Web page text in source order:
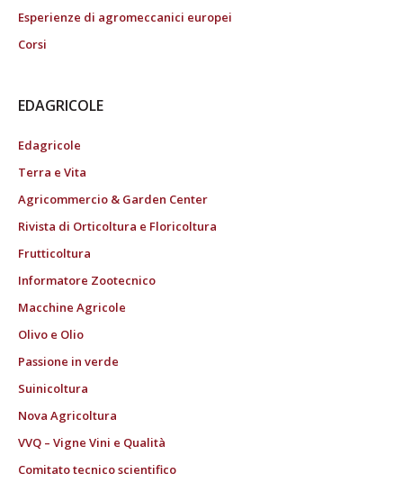
Esperienze di agromeccanici europei
Corsi
EDAGRICOLE
Edagricole
Terra e Vita
Agricommercio & Garden Center
Rivista di Orticoltura e Floricoltura
Frutticoltura
Informatore Zootecnico
Macchine Agricole
Olivo e Olio
Passione in verde
Suinicoltura
Nova Agricoltura
VVQ – Vigne Vini e Qualità
Comitato tecnico scientifico